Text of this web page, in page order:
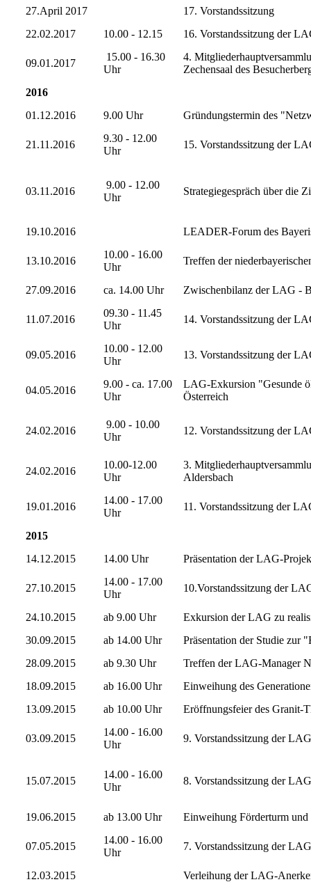
27.April 2017
17. Vorstandssitzung
22.02.2017
10.00 - 12.15 16. Vorstandssitzung der
09.01.2017
15.00 - 16.30
Uhr
4.
Zechensaal des
2016
01.12.2016
9.00 Uhr Gründungstermin des
21.11.2016
9.30 - 12.00
Uhr
15. Vorstandssitzung der
03.11.2016
9.00 - 12.00
Uhr
Strategiegespräch über die
19.10.2016 LEADER-Forum des
13.10.2016
10.00 - 16.00
Uhr
Treffen der
27.09.2016 ca. 14.00 Uhr Zwischenbilanz der LAG -
11.07.2016
09.30 - 11.45
Uhr
14. Vorstandssitzung der
09.05.2016
10.00 - 12.00
Uhr
13. Vorstandssitzung der
04.05.2016
9.00 - ca. 17.00
Uhr
LAG-Exkursion "Gesunde
Österreich
24.02.2016
9.00 - 10.00
Uhr
12. Vorstandssitzung der
24.02.2016
10.00-12.00
Uhr
3.
Aldersbach
19.01.2016
14.00 - 17.00
Uhr
11. Vorstandssitzung der
2015
14.12.2015
14.00 Uhr Präsentation der LAG-
27.10.2015
14.00 - 17.00
Uhr
10.Vorstandssitzung der
24.10.2015 ab 9.00 Uhr
Exkursion der LAG zu
30.09.2015
ab 14.00 Uhr
Präsentation der Studie zur
28.09.2015
ab 9.30 Uhr
Treffen der LAG-Manager
18.09.2015
ab 16.00 Uhr
Einweihung des
13.09.2015
ab 10.00 Uhr Eröffnungsfeier des Granit-
03.09.2015
14.00 - 16.00
Uhr
9. Vorstandssitzung der
15.07.2015
14.00 - 16.00
Uhr
8. Vorstandssitzung der
19.06.2015 ab 13.00 Uhr Einweihung Förderturm
07.05.2015
14.00 - 16.00
Uhr
7. Vorstandssitzung der
12.03.2015 Verleihung der LAG-